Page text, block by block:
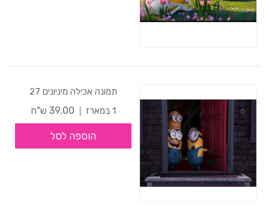
תמונה אכילה מיניונים 27
1 במארז
39.00 ש"ח
הוספה לסל